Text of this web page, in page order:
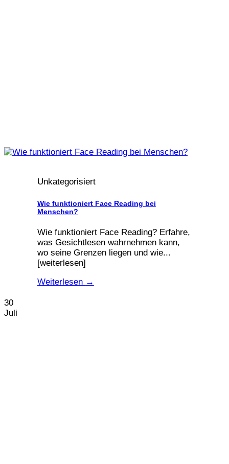
Unkategorisiert
Wie funktioniert Face Reading bei
Menschen?
Wie funktioniert Face Reading? Erfahre,
was Gesichtlesen wahrnehmen kann,
wo seine Grenzen liegen und wie...
[weiterlesen]
Weiterlesen →
30
Juli